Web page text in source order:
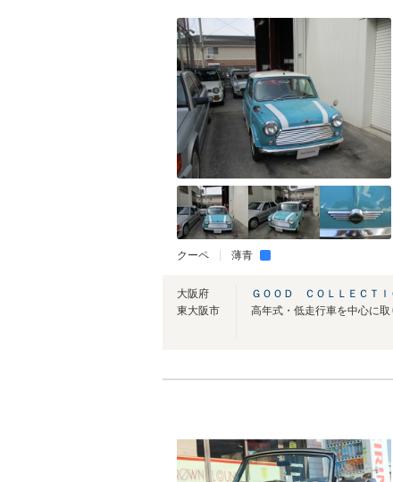
クーペ 薄青
大阪府
東大阪市
ＧＯＯＤ ＣＯＬＬＥＣＴＩ
高年式・低走行車を中心に取